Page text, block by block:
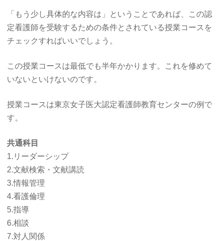
「もう少し具体的な内容は」ということであれば、この認
定看護師を受験するための条件とされている授業コースを
チェックすればいいでしょう。
この授業コースは最低でも半年かかります。これを修めて
いないといけないのです。
授業コースは東京女子医大認定看護師教育センターの例で
す。
共通科目
1.リーダーシップ
2.文献検索・文献講読
3.情報管理
4.看護倫理
5.指導
6.相談
7.対人関係